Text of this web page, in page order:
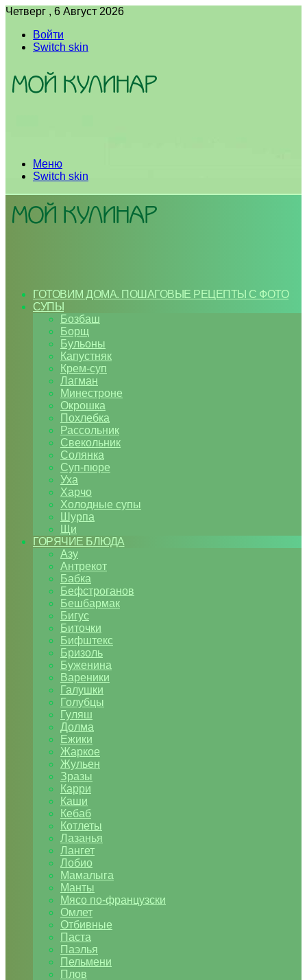
Четверг , 6 Август 2026
Войти
Switch skin
Меню
Switch skin
ГОТОВИМ ДОМА. ПОШАГОВЫЕ РЕЦЕПТЫ С ФОТО
СУПЫ
Бозбаш
Борщ
Бульоны
Капустняк
Крем-суп
Лагман
Минестроне
Окрошка
Похлебка
Рассольник
Свекольник
Солянка
Суп-пюре
Уха
Харчо
Холодные супы
Шурпа
Щи
ГОРЯЧИЕ БЛЮДА
Азу
Антрекот
Бабка
Бефстроганов
Бешбармак
Бигус
Биточки
Бифштекс
Бризоль
Буженина
Вареники
Галушки
Голубцы
Гуляш
Долма
Ежики
Жаркое
Жульен
Зразы
Карри
Каши
Кебаб
Котлеты
Лазанья
Лангет
Лобио
Мамалыга
Манты
Мясо по-французски
Омлет
Отбивные
Паста
Паэлья
Пельмени
Плов